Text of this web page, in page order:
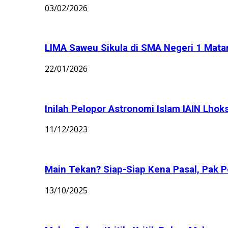
03/02/2026
LIMA Saweu Sikula di SMA Negeri 1
22/01/2026
Inilah Pelopor Astronomi Islam IAIN
11/12/2023
Main Tekan? Siap-Siap Kena Pasal, Pak
13/10/2025